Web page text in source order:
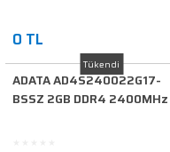
0 TL
Tükendi
ADATA AD4S240022G17-
BSSZ 2GB DDR4 2400MHz